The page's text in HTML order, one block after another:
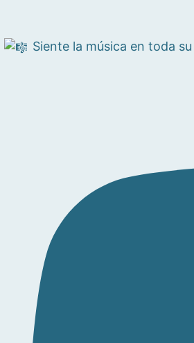
Siente la música en toda